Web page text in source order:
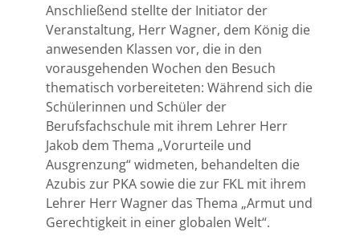
Anschließend stellte der Initiator der
Veranstaltung, Herr Wagner, dem König die
anwesenden Klassen vor, die in den
vorausgehenden Wochen den Besuch
thematisch vorbereiteten: Während sich die
Schülerinnen und Schüler der
Berufsfachschule mit ihrem Lehrer Herr
Jakob dem Thema „Vorurteile und
Ausgrenzung“ widmeten, behandelten die
Azubis zur PKA sowie die zur FKL mit ihrem
Lehrer Herr Wagner das Thema „Armut und
Gerechtigkeit in einer globalen Welt“.